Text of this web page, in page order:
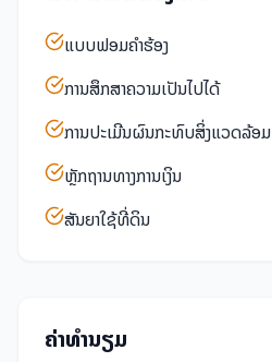
ແບບຟອມຄໍາຮ້ອງ
ການສຶກສາຄວາມເປັນໄປໄດ້
ການປະເມີນຜົນກະທົບສິ່ງແວດລ້ອມ
ຫຼັກຖານທາງການເງິນ
ສັນຍາໃຊ້ທີ່ດິນ
ຄ່າທໍານຽມ